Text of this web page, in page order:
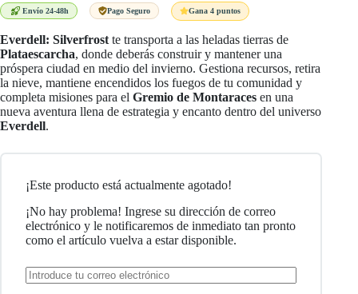
era:
es:
Envío 24-48h Pago Seguro Gana 4 puntos
Everdell: Silverfrost te transporta a las heladas tierras de
Plataescarcha, donde deberás construir y mantener una
próspera ciudad en medio del invierno. Gestiona recursos, retira
la nieve, mantiene encendidos los fuegos de tu comunidad y
completa misiones para el Gremio de Montaraces en una
nueva aventura llena de estrategia y encanto dentro del universo
Everdell.
¡Este producto está actualmente agotado!
¡No hay problema! Ingrese su dirección de correo
electrónico y le notificaremos de inmediato tan pronto
como el artículo vuelva a estar disponible.